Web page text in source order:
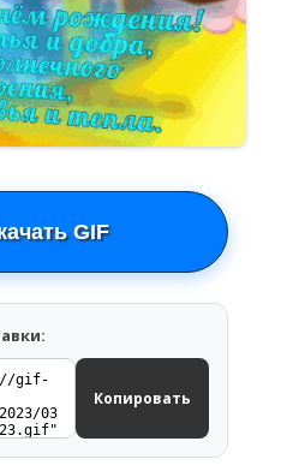
GIF
Копировать